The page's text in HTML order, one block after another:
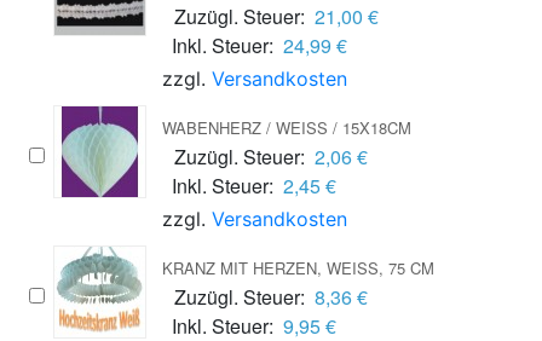
Zuzügl. Steuer: 21,00 €
Inkl. Steuer: 24,99 €
zzgl. Versandkosten
WABENHERZ / WEISS / 15X18CM
Zuzügl. Steuer: 2,06 €
Inkl. Steuer: 2,45 €
zzgl. Versandkosten
KRANZ MIT HERZEN, WEISS, 75 CM
Zuzügl. Steuer: 8,36 €
Inkl. Steuer: 9,95 €